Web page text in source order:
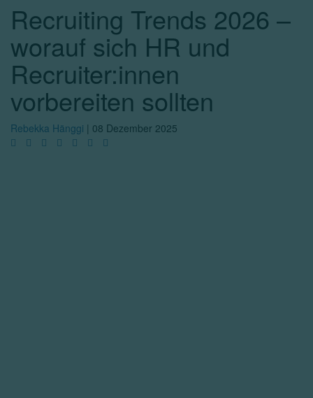
Recruiting Trends 2026 –
worauf sich HR und
Recruiter:innen
vorbereiten sollten
Rebekka Hänggi | 08 Dezember 2025